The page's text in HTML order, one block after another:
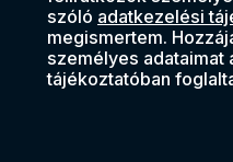
szóló adatkezelési
megismertem.
személyes adataimat
tájékoztatóban